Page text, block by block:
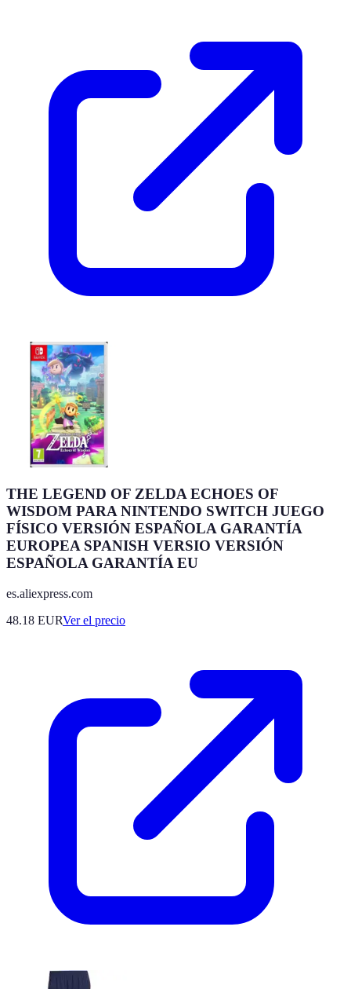
THE LEGEND OF ZELDA ECHOES OF
WISDOM PARA NINTENDO SWITCH JUEGO
FÍSICO VERSIÓN ESPAÑOLA GARANTÍA
EUROPEA SPANISH VERSIO VERSIÓN
ESPAÑOLA GARANTÍA EU
es.aliexpress.com
48.18 EURVer el precio